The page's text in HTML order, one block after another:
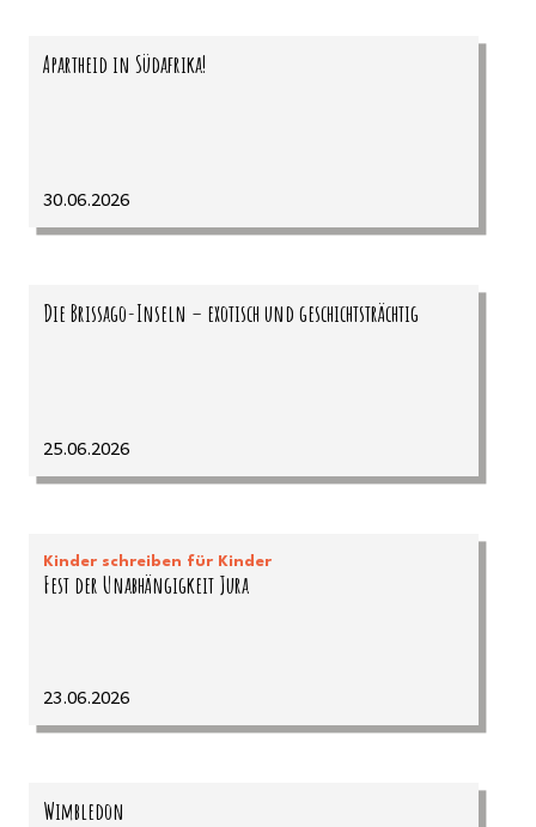
Apartheid in Südafrika!
30.06.2026
Die Brissago-Inseln – exotisch und geschichtsträchtig
25.06.2026
Kinder schreiben für Kinder
Fest der Unabhängigkeit Jura
23.06.2026
Wimbledon